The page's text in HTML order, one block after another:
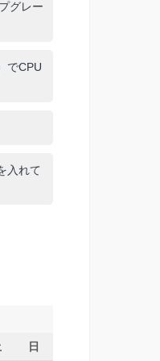
グレー
でCPU
入れて
日